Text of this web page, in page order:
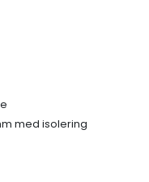
med isolering